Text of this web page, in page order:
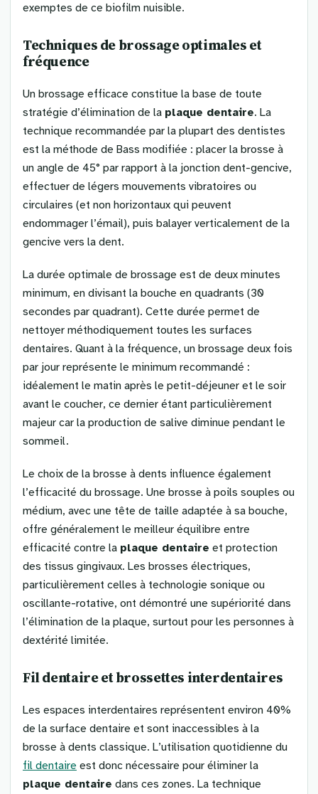
exemptes de ce biofilm nuisible.
Techniques de brossage optimales et
fréquence
Un brossage efficace constitue la base de toute
stratégie d’élimination de la plaque dentaire. La
technique recommandée par la plupart des dentistes
est la méthode de Bass modifiée : placer la brosse à
un angle de 45° par rapport à la jonction dent-gencive,
effectuer de légers mouvements vibratoires ou
circulaires (et non horizontaux qui peuvent
endommager l’émail), puis balayer verticalement de la
gencive vers la dent.
La durée optimale de brossage est de deux minutes
minimum, en divisant la bouche en quadrants (30
secondes par quadrant). Cette durée permet de
nettoyer méthodiquement toutes les surfaces
dentaires. Quant à la fréquence, un brossage deux fois
par jour représente le minimum recommandé :
idéalement le matin après le petit-déjeuner et le soir
avant le coucher, ce dernier étant particulièrement
majeur car la production de salive diminue pendant le
sommeil.
Le choix de la brosse à dents influence également
l’efficacité du brossage. Une brosse à poils souples ou
médium, avec une tête de taille adaptée à sa bouche,
offre généralement le meilleur équilibre entre
efficacité contre la plaque dentaire et protection
des tissus gingivaux. Les brosses électriques,
particulièrement celles à technologie sonique ou
oscillante-rotative, ont démontré une supériorité dans
l’élimination de la plaque, surtout pour les personnes à
dextérité limitée.
Fil dentaire et brossettes interdentaires
Les espaces interdentaires représentent environ 40%
de la surface dentaire et sont inaccessibles à la
brosse à dents classique. L’utilisation quotidienne du
fil dentaire est donc nécessaire pour éliminer la
plaque dentaire dans ces zones. La technique